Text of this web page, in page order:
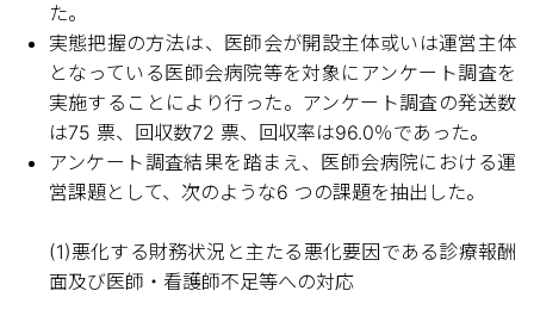
た。
実態把握の方法は、医師会が開設主体或いは運営主体
となっている医師会病院等を対象にアンケート調査を
実施することにより行った。アンケート調査の発送数
は75 票、回収数72 票、回収率は96.0％であった。
アンケート調査結果を踏まえ、医師会病院における運
営課題として、次のような6 つの課題を抽出した。
(1)悪化する財務状況と主たる悪化要因である診療報酬
面及び医師・看護師不足等への対応